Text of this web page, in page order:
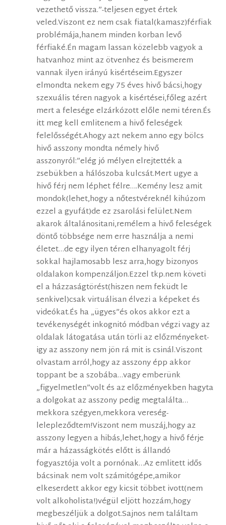
vezethető vissza.”-teljesen egyet értek
veled.Viszont ez nem csak fiatal(kamasz)férfiak
problémája,hanem minden korban levő
férfiaké.Én magam lassan közelebb vagyok a
hatvanhoz mint az ötvenhez és beismerem
vannak ilyen irányú kisértéseim.Egyszer
elmondta nekem egy 75 éves hivő bácsi,hogy
szexuális téren nagyok a kisértései,főleg azért
mert a felesége elzárkózott előle nemi téren.És
itt meg kell emlitenem a hivő feleségek
felelősségét.Ahogy azt nekem anno egy bölcs
hivő asszony mondta némely hivő
asszonyról:”elég jó mélyen elrejtették a
zsebükben a hálószoba kulcsát.Mert ugye a
hivő férj nem léphet félre….Kemény lesz amit
mondok(lehet,hogy a nőtestvéreknél kihúzom
ezzel a gyufát)de ez zsarolási felület.Nem
akarok általánositani,remélem a hivő feleségek
döntő többsége nem erre használja a nemi
életet…de egy ilyen téren elhanyagolt férj
sokkal hajlamosabb lesz arra,hogy bizonyos
oldalakon kompenzáljon.Ezzel tkp.nem követi
el a házzaságtörést(hiszen nem feküdt le
senkivel)csak virtuálisan élvezi a képeket és
videókat.És ha „ügyes”és okos akkor ezt a
tevékenységét inkognitó módban végzi vagy az
oldalak látogatása után törli az előzményeket-
igy az asszony nem jön rá mit is csinál.Viszont
olvastam arról,hogy az asszony épp akkor
toppant be a szobába…vagy emberünk
„figyelmetlen”volt és az előzményekben hagyta
a dolgokat az asszony pedig megtalálta…
mekkora szégyen,mekkora vereség-
lelepleződtem!Viszont nem muszáj,hogy az
asszony legyen a hibás,lehet,hogy a hivő férje
már a házasságkötés előtt is állandó
fogyasztója volt a pornónak…Az emlitett idős
bácsinak nem volt számitógépe,amikor
elkeserdett akkor egy kicsit többet ivott(nem
volt alkoholista!)végül eljött hozzám,hogy
megbeszéljük a dolgot.Sajnos nem találtam